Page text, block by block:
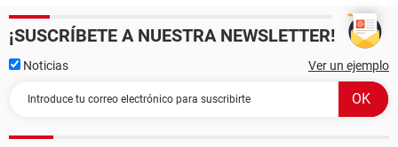
¡SUSCRÍBETE A NUESTRA NEWSLETTER!
Noticias Ver un ejemplo